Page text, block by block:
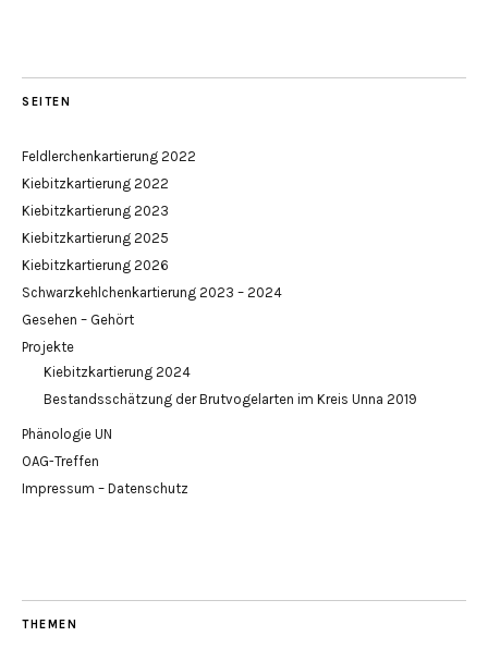
SEITEN
Feldlerchenkartierung 2022
Kiebitzkartierung 2022
Kiebitzkartierung 2023
Kiebitzkartierung 2025
Kiebitzkartierung 2026
Schwarzkehlchenkartierung 2023 – 2024
Gesehen – Gehört
Projekte
Kiebitzkartierung 2024
Bestandsschätzung der Brutvogelarten im Kreis Unna 2019
Phänologie UN
OAG-Treffen
Impressum – Datenschutz
THEMEN